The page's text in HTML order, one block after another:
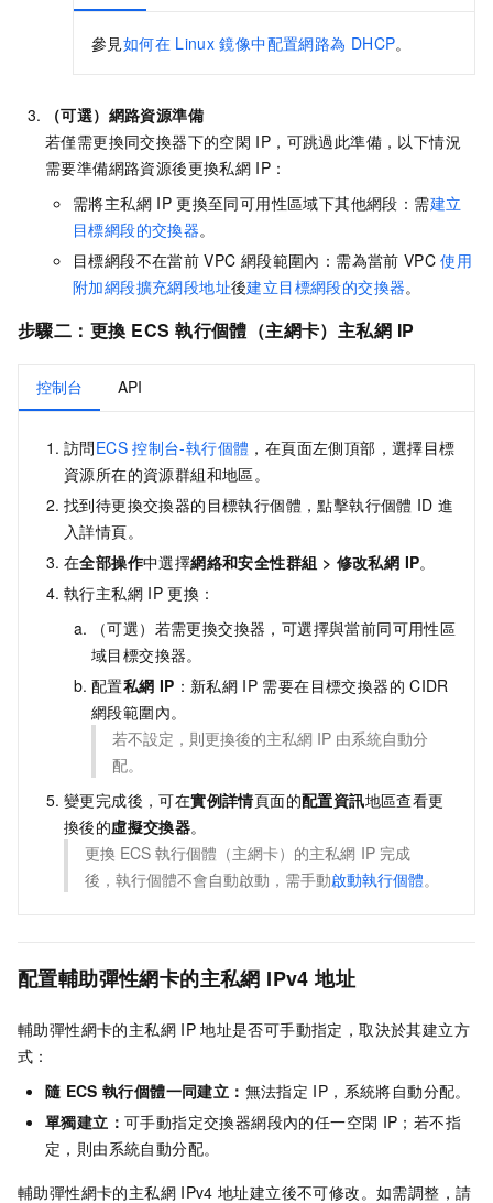
參見如何在 Linux 鏡像中配置網路為 DHCP。
（可選）網路資源準備
若僅需更換同交換器下的空閑 IP，可跳過此準備，以下情況
需要準備網路資源後更換私網 IP：
需將主私網 IP 更換至同可用性區域下其他網段：需建立
目標網段的交換器。
目標網段不在當前 VPC 網段範圍內：需為當前 VPC 使用
附加網段擴充網段地址後建立目標網段的交換器。
步驟二：更換 ECS 執行個體（主網卡）主私網 IP
控制台 API
訪問ECS 控制台-執行個體 ，在頁面左側頂部，選擇目標
資源所在的資源群組和地區。
找到待更換交換器的目標執行個體，點擊執行個體 ID 進
入詳情頁。
在全部操作中選擇網絡和安全性群組 > 修改私網 IP。
執行主私網 IP 更換：
（可選）若需更換交換器，可選擇與當前同可用性區
域目標交換器。
配置私網 IP ：新私網 IP 需要在目標交換器的 CIDR
網段範圍內。
若不設定，則更換後的主私網 IP 由系統自動分
配。
變更完成後，可在實例詳情頁面的配置資訊地區查看更
換後的虛擬交換器。
更換 ECS 執行個體（主網卡）的主私網 IP 完成
後，執行個體不會自動啟動，需手動啟動執行個體。
配置輔助彈性網卡的主私網 IPv4 地址
輔助彈性網卡的主私網 IP 地址是否可手動指定，取決於其建立方
式：
隨 ECS 執行個體一同建立： 無法指定 IP，系統將自動分配。
單獨建立： 可手動指定交換器網段內的任一空閑 IP；若不指
定，則由系統自動分配。
輔助彈性網卡的主私網 IPv4 地址建立後不可修改。如需調整，請